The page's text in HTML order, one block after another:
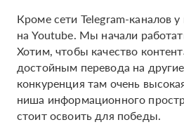
Кроме сети Telegram-каналов
на Youtube. Мы начали
Хотим, чтобы качество
достойным перевода на
конкуренция там очень
ниша информационного
стоит освоить для победы.